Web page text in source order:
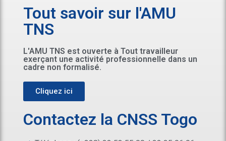
Tout savoir sur l'AMU
TNS
L'AMU TNS est ouverte à Tout travailleur
exerçant une activité professionnelle dans un
cadre non formalisé.
Cliquez ici
Contactez la CNSS Togo